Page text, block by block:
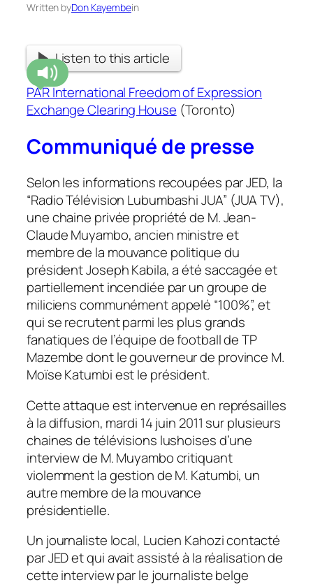
Written byDon Kayembein
Listen to this article
PAR International Freedom of Expression
Exchange Clearing House (Toronto)
Communiqué de presse
Selon les informations recoupées par JED, la
“Radio Télévision Lubumbashi JUA” (JUA TV),
une chaine privée propriété de M. Jean-
Claude Muyambo, ancien ministre et
membre de la mouvance politique du
président Joseph Kabila, a été saccagée et
partiellement incendiée par un groupe de
miliciens communément appelé “100%”, et
qui se recrutent parmi les plus grands
fanatiques de l’équipe de football de TP
Mazembe dont le gouverneur de province M.
Moïse Katumbi est le président.
Cette attaque est intervenue en représailles
à la diffusion, mardi 14 juin 2011 sur plusieurs
chaines de télévisions lushoises d’une
interview de M. Muyambo critiquant
violemment la gestion de M. Katumbi, un
autre membre de la mouvance
présidentielle.
Un journaliste local, Lucien Kahozi contacté
par JED et qui avait assisté à la réalisation de
cette interview par le journaliste belge